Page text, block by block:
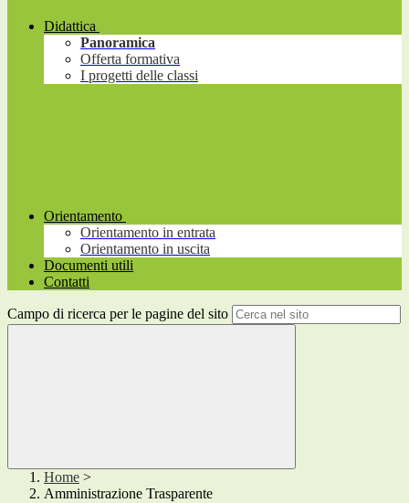
Didattica
Panoramica
Offerta formativa
I progetti delle classi
Orientamento
Orientamento in entrata
Orientamento in uscita
Documenti utili
Contatti
Campo di ricerca per le pagine del sito
Home >
Amministrazione Trasparente